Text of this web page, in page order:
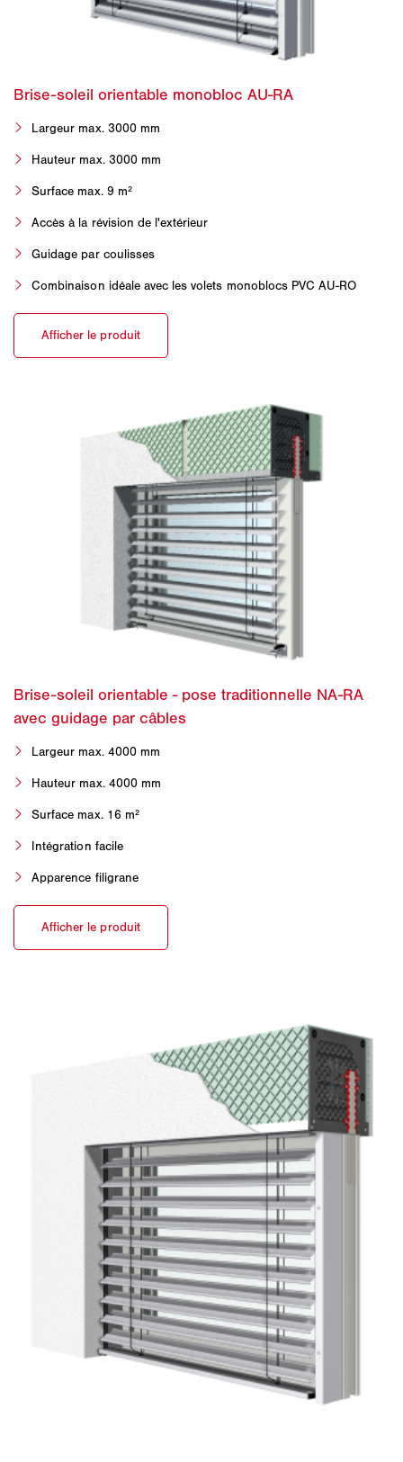
Largeur max. 3000 mm
Hauteur max. 3000 mm
Surface max. 9 m²
Accès à la révision de l'extérieur
Guidage par coulisses
Combinaison idéale avec les volets monoblocs PVC AU-RO
Largeur max. 4000 mm
Hauteur max. 4000 mm
Surface max. 16 m²
Intégration facile
Apparence filigrane